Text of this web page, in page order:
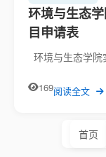
环境与生态
目申请表
环境与生态学
169阅读全文
首页